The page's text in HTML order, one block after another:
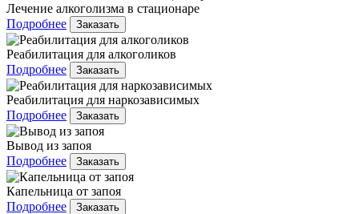
Лечение алкоголизма в стационаре
Подробнее
Заказать
Реабилитация для алкоголиков
Подробнее
Заказать
Реабилитация для наркозависимых
Подробнее
Заказать
Вывод из запоя
Подробнее
Заказать
Капельница от запоя
Подробнее
Заказать